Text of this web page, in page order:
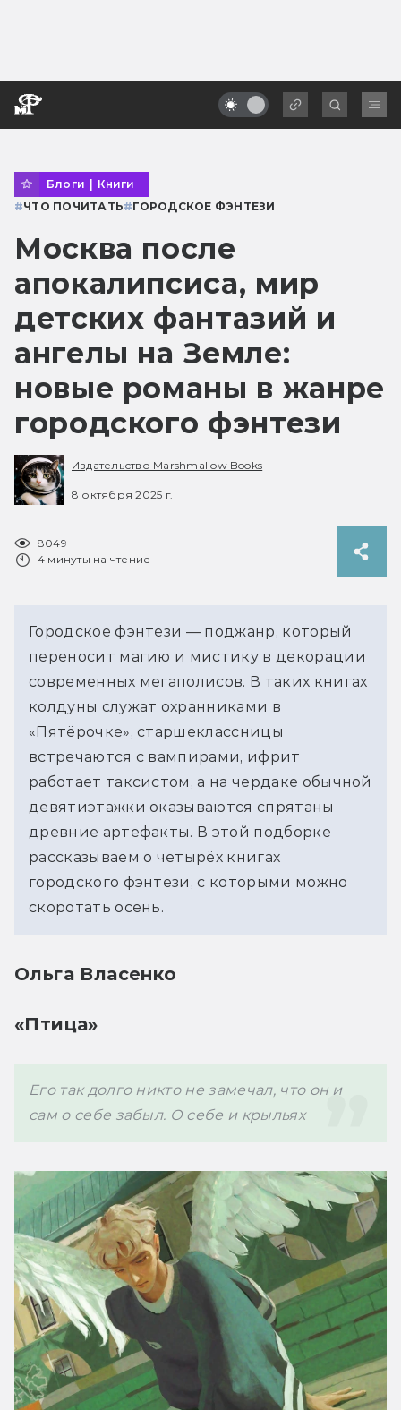
Блоги | Книги
#ЧТО ПОЧИТАТЬ#ГОРОДСКОЕ ФЭНТЕЗИ
Москва после
апокалипсиса, мир
детских фантазий и
ангелы на Земле:
новые романы в жанре
городского фэнтези
Издательство Marshmallow Books
8 октября 2025 г.
8049
4 минуты на чтение
Городское фэнтези — поджанр, который
переносит магию и мистику в декорации
современных мегаполисов. В таких книгах
колдуны служат охранниками в
«Пятёрочке», старшеклассницы
встречаются с вампирами, ифрит
работает таксистом, а на чердаке обычной
девятиэтажки оказываются спрятаны
древние артефакты. В этой подборке
рассказываем о четырёх книгах
городского фэнтези, с которыми можно
скоротать осень.
Ольга Власенко
«Птица»
Его так долго никто не замечал, что он и
сам о себе забыл. О себе и крыльях